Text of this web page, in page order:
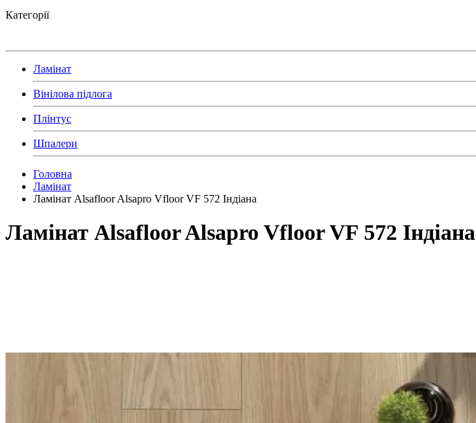
Категорії
Ламінат
Вінілова підлога
Плінтус
Шпалери
Головна
Ламінат
Ламінат Alsafloor Alsapro Vfloor VF 572 Індіана
Ламінат Alsafloor Alsapro Vfloor VF 572 Індіана